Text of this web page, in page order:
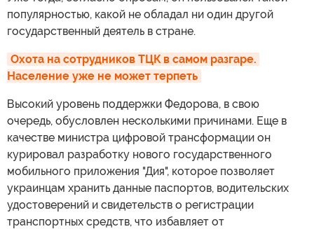
популярностью, какой не обладал ни один другой
государственный деятель в стране.
Охота на сотрудников ТЦК в самом разгаре.
Население уже не может терпеть
Высокий уровень поддержки Федорова, в свою
очередь, обусловлен несколькими причинами. Еще в
качестве министра цифровой трансформации он
курировал разработку нового государственного
мобильного приложения "Дия", которое позволяет
украинцам хранить данные паспортов, водительских
удостоверений и свидетельств о регистрации
транспортных средств, что избавляет от